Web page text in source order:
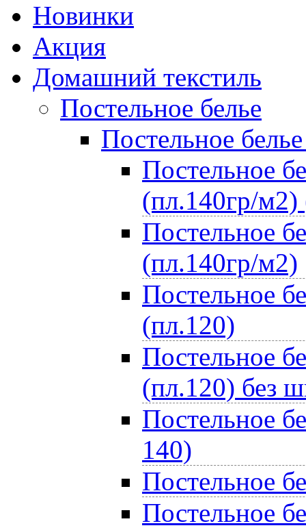
Новинки
Акция
Домашний текстиль
Постельное белье
Постельное
Постельное
(пл.140гр/м2)
Постельное
(пл.140гр/м2)
Постельное
(пл.120)
Постельное
(пл.120) без
Постельное
140)
Постельное
Постельное